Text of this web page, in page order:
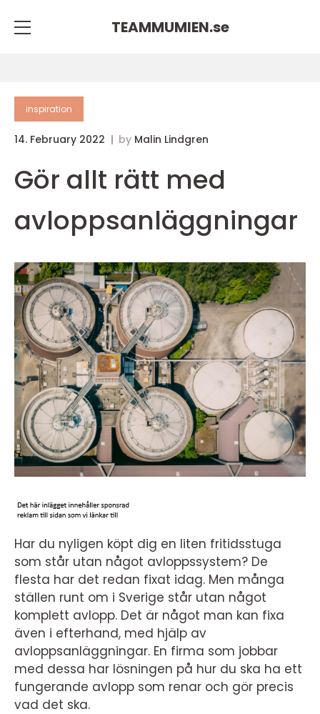
TEAMMUMIEN.se
inspiration
14. February 2022 by Malin Lindgren
Gör allt rätt med
avloppsanläggningar
Har du nyligen köpt dig en liten fritidsstuga
som står utan något avloppssystem? De
flesta har det redan fixat idag. Men många
ställen runt om i Sverige står utan något
komplett avlopp. Det är något man kan fixa
även i efterhand, med hjälp av
avloppsanläggningar. En firma som jobbar
med dessa har lösningen på hur du ska ha ett
fungerande avlopp som renar och gör precis
vad det ska.